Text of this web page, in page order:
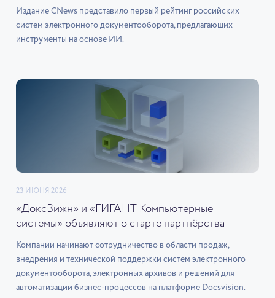
Издание CNews представило первый рейтинг российских
систем электронного документооборота, предлагающих
инструменты на основе ИИ.
23 ИЮНЯ 2026
«ДоксВижн» и «ГИГАНТ Компьютерные
системы» объявляют о старте партнёрства
Компании начинают сотрудничество в области продаж,
внедрения и технической поддержки систем электронного
документооборота, электронных архивов и решений для
автоматизации бизнес-процессов на платформе Docsvision.